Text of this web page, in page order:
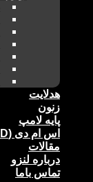
هدلایت
زنون
پایه لامپ
اس ام دی (SMD)
مقالات
درباره لنزو
تماس باما